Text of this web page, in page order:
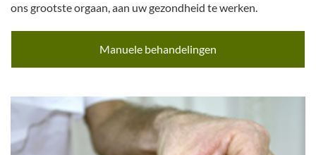
ons grootste orgaan, aan uw gezondheid te werken.
Manuele behandelingen